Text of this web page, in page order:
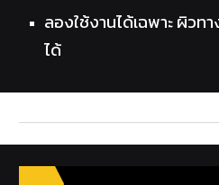
ลองใช้งานได้เฉพาะ ผิวท
ได้